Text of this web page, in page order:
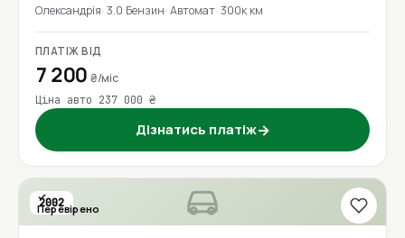
Олександрія 3.0 Бензин Автомат 300к км
ПЛАТІЖ ВІД
7 200₴/міс
Ціна авто 237 000 ₴
Дізнатись платіж→
2002
Перевірено